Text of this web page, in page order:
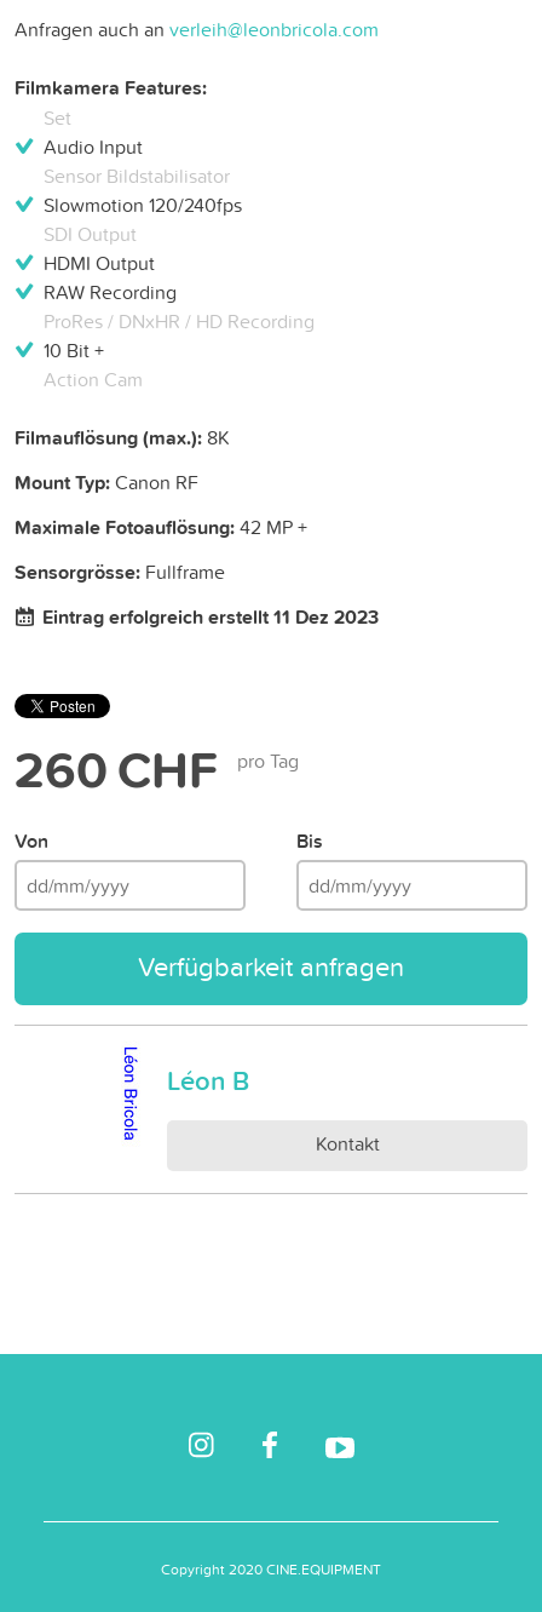
Anfragen auch an verleih@leonbricola.com
Filmkamera Features:
Set
Audio Input
Sensor Bildstabilisator
Slowmotion 120/240fps
SDI Output
HDMI Output
RAW Recording
ProRes / DNxHR / HD Recording
10 Bit +
Action Cam
Filmauflösung (max.): 8K
Mount Typ:Canon RF
Maximale Fotoauflösung:42 MP +
Sensorgrösse: Fullframe
Eintrag erfolgreich erstellt 11 Dez 2023
260 CHF pro Tag
Von Bis
Verfügbarkeit anfragen
Léon B
Kontakt
Copyright 2020 CINE.EQUIPMENT